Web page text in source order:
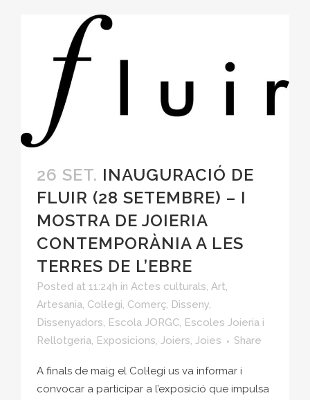
26 SET. INAUGURACIÓ DE
FLUIR (28 SETEMBRE) – I
MOSTRA DE JOIERIA
CONTEMPORÀNIA A LES
TERRES DE L’EBRE
Posted at 11:24h in Actes culturals, Art,
Artesania, Col·legi, Comerç, Disseny,
Dissenyadors, Escola JORGC, Escoles Joieria i
Rellotgeria, Exposicions, Joiers, Joies Share
A finals de maig el Col·legi us va informar i
convocar a participar a l’exposició que impulsa